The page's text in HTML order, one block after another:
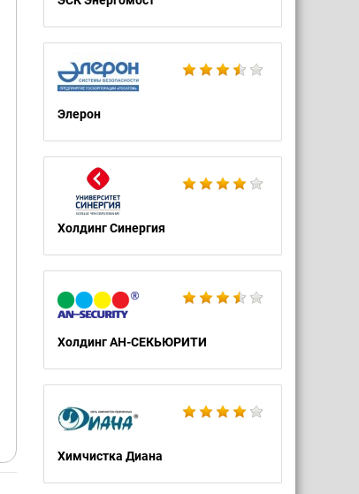
Элерон
Холдинг Синергия
Холдинг АН-СЕКЬЮРИТИ
Химчистка Диана